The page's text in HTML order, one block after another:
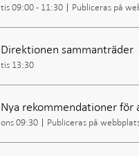
tis 09:00 - 11:30 Publiceras på
Direktionen sammanträder
tis 13:30
Nya rekommendationer för
ons 09:30 Publiceras på